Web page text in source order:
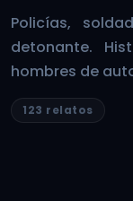
Policías,
detonante.
hombres de
123 relatos